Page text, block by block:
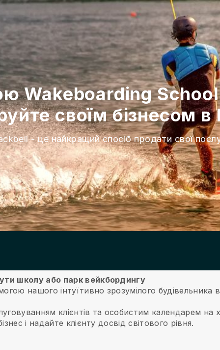
Wakeboarding School
своїм бізнесом в
- це найкращий спосіб продати свої
школу або парк вейкбордингу
нашого інтуїтивно зрозумілого будівельника
клієнтів та особистим календарем
і надайте клієнту досвід світового рівня.